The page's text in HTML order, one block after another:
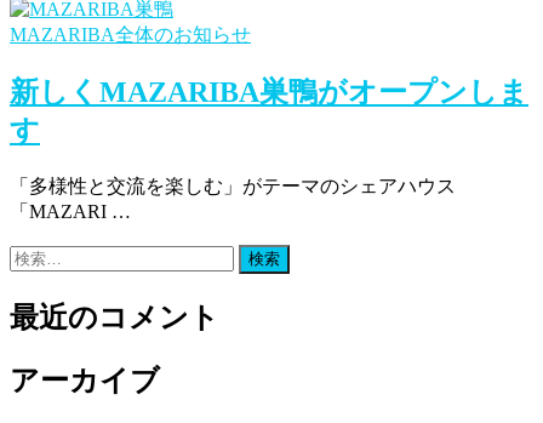
MAZARIBA全体のお知らせ
新しくMAZARIBA巣鴨がオープンしま
す
「多様性と交流を楽しむ」がテーマのシェアハウス
「MAZARI …
検
最近のコメント
アーカイブ